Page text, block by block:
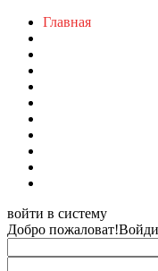
Главная
войти в систему
Добро пожаловат!